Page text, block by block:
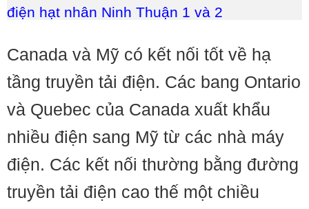
điện hạt nhân Ninh Thuận 1 và 2
Canada và Mỹ có kết nối tốt về hạ
tầng truyền tải điện. Các bang Ontario
và Quebec của Canada xuất khẩu
nhiều điện sang Mỹ từ các nhà máy
điện. Các kết nối thường bằng đường
truyền tải điện cao thế một chiều